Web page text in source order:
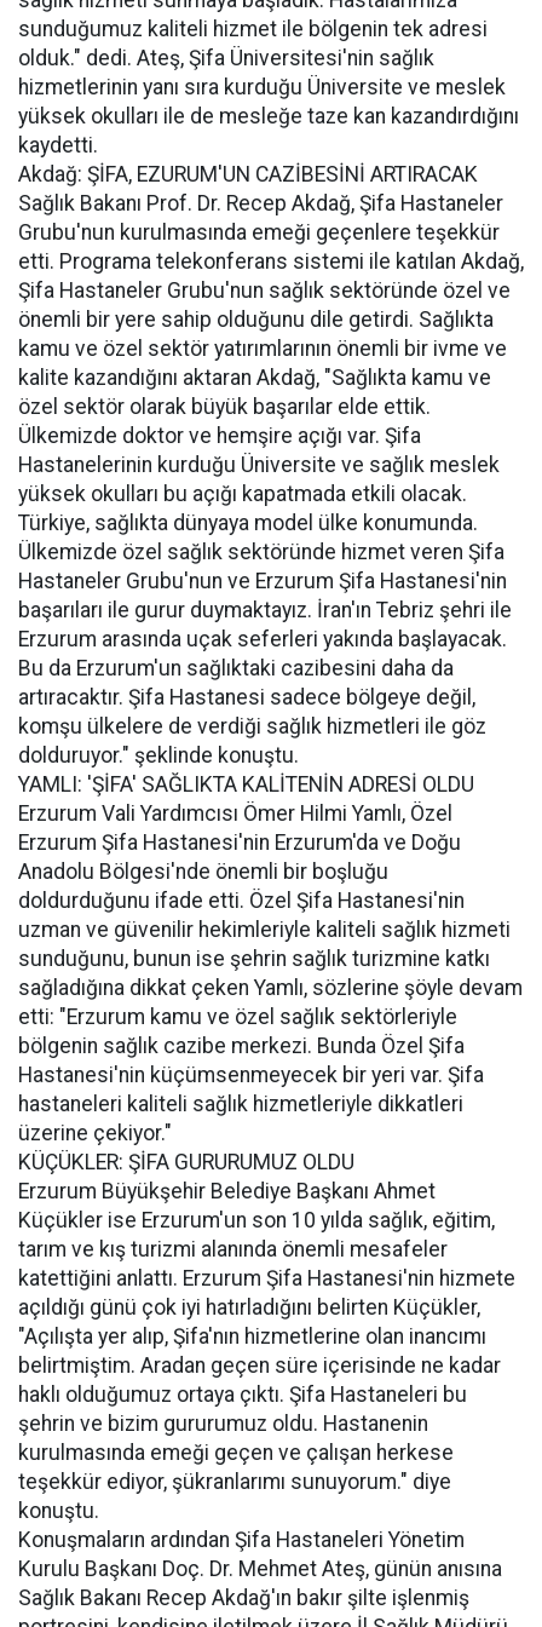
sunduğumuz kaliteli hizmet ile bölgenin tek adresi
olduk." dedi. Ateş, Şifa Üniversitesi'nin sağlık
hizmetlerinin yanı sıra kurduğu Üniversite ve meslek
yüksek okulları ile de mesleğe taze kan kazandırdığını
kaydetti.
Akdağ: ŞİFA, EZURUM'UN CAZİBESİNİ ARTIRACAK
Sağlık Bakanı Prof. Dr. Recep Akdağ, Şifa Hastaneler
Grubu'nun kurulmasında emeği geçenlere teşekkür
etti. Programa telekonferans sistemi ile katılan Akdağ,
Şifa Hastaneler Grubu'nun sağlık sektöründe özel ve
önemli bir yere sahip olduğunu dile getirdi. Sağlıkta
kamu ve özel sektör yatırımlarının önemli bir ivme ve
kalite kazandığını aktaran Akdağ, "Sağlıkta kamu ve
özel sektör olarak büyük başarılar elde ettik.
Ülkemizde doktor ve hemşire açığı var. Şifa
Hastanelerinin kurduğu Üniversite ve sağlık meslek
yüksek okulları bu açığı kapatmada etkili olacak.
Türkiye, sağlıkta dünyaya model ülke konumunda.
Ülkemizde özel sağlık sektöründe hizmet veren Şifa
Hastaneler Grubu'nun ve Erzurum Şifa Hastanesi'nin
başarıları ile gurur duymaktayız. İran'ın Tebriz şehri ile
Erzurum arasında uçak seferleri yakında başlayacak.
Bu da Erzurum'un sağlıktaki cazibesini daha da
artıracaktır. Şifa Hastanesi sadece bölgeye değil,
komşu ülkelere de verdiği sağlık hizmetleri ile göz
dolduruyor." şeklinde konuştu.
YAMLI: 'ŞİFA' SAĞLIKTA KALİTENİN ADRESİ OLDU
Erzurum Vali Yardımcısı Ömer Hilmi Yamlı, Özel
Erzurum Şifa Hastanesi'nin Erzurum'da ve Doğu
Anadolu Bölgesi'nde önemli bir boşluğu
doldurduğunu ifade etti. Özel Şifa Hastanesi'nin
uzman ve güvenilir hekimleriyle kaliteli sağlık hizmeti
sunduğunu, bunun ise şehrin sağlık turizmine katkı
sağladığına dikkat çeken Yamlı, sözlerine şöyle devam
etti: "Erzurum kamu ve özel sağlık sektörleriyle
bölgenin sağlık cazibe merkezi. Bunda Özel Şifa
Hastanesi'nin küçümsenmeyecek bir yeri var. Şifa
hastaneleri kaliteli sağlık hizmetleriyle dikkatleri
üzerine çekiyor."
KÜÇÜKLER: ŞİFA GURURUMUZ OLDU
Erzurum Büyükşehir Belediye Başkanı Ahmet
Küçükler ise Erzurum'un son 10 yılda sağlık, eğitim,
tarım ve kış turizmi alanında önemli mesafeler
katettiğini anlattı. Erzurum Şifa Hastanesi'nin hizmete
açıldığı günü çok iyi hatırladığını belirten Küçükler,
"Açılışta yer alıp, Şifa'nın hizmetlerine olan inancımı
belirtmiştim. Aradan geçen süre içerisinde ne kadar
haklı olduğumuz ortaya çıktı. Şifa Hastaneleri bu
şehrin ve bizim gururumuz oldu. Hastanenin
kurulmasında emeği geçen ve çalışan herkese
teşekkür ediyor, şükranlarımı sunuyorum." diye
konuştu.
Konuşmaların ardından Şifa Hastaneleri Yönetim
Kurulu Başkanı Doç. Dr. Mehmet Ateş, günün anısına
Sağlık Bakanı Recep Akdağ'ın bakır şilte işlenmiş